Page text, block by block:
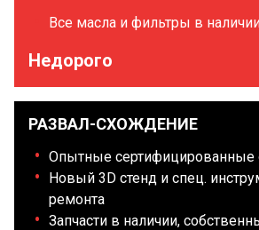
Все масла и фильтры в
Недорого
РАЗВАЛ-СХОЖДЕНИЕ
Опытные сертифицированные
Новый 3D стенд и спец.
ремонта
Запчасти в наличии,